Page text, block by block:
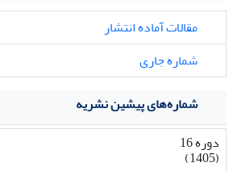
مقالات آماده انتشار
شماره جاری
شماره‌های پیشین نشریه
دوره 16
(1405)